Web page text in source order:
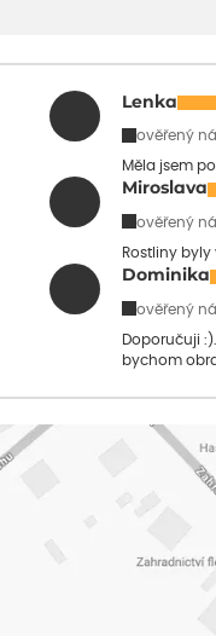
Lenka
ověřený
Měla jsem
Miroslava
ověřený
Rostliny
Dominika
ověřený
Doporučuji
bychom